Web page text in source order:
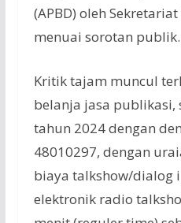
(APBD) oleh Sekretariat
menuai sorotan publik.
Kritik tajam muncul
belanja jasa publikasi,
tahun 2024 dengan
48010297, dengan
biaya talkshow/dialog
elektronik radio